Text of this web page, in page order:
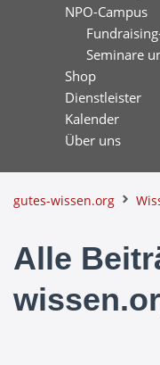
NPO-Campus
Seminare
Shop
Dienstleister
Kalender
Über uns
gutes-wissen.org
Alle